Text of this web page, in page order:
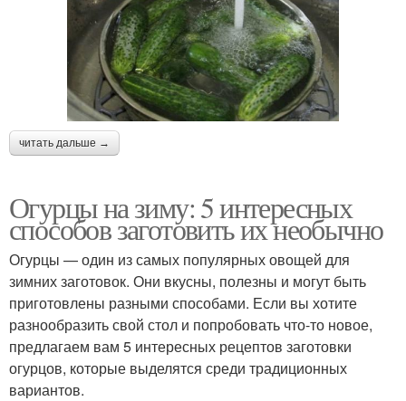
читать дальше →
Огурцы на зиму: 5 интересных
способов заготовить их необычно
Огурцы — один из самых популярных овощей для
зимних заготовок. Они вкусны, полезны и могут быть
приготовлены разными способами. Если вы хотите
разнообразить свой стол и попробовать что-то новое,
предлагаем вам 5 интересных рецептов заготовки
огурцов, которые выделятся среди традиционных
вариантов.